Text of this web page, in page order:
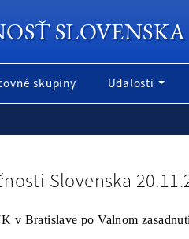
SLOVENSKA
skupiny Udalosti
Slovenska
v Bratislave po Valnom